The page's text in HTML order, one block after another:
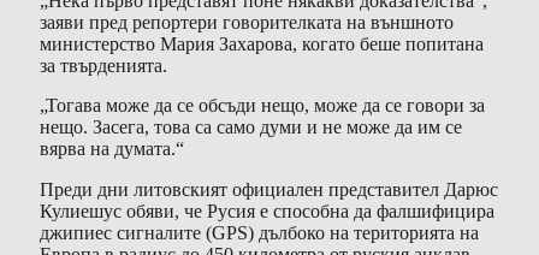
заяви пред репортери говорителката на външното
министерство Мария Захарова, когато беше попитана
за твърденията.
„Тогава може да се обсъди нещо, може да се говори за
нещо. Засега, това са само думи и не може да им се
вярва на думата.“
Преди дни литовският официален представител Дарюс
Кулиешус обяви, че Русия е способна да фалшифицира
джипиес сигналите (GPS) дълбоко на територията на